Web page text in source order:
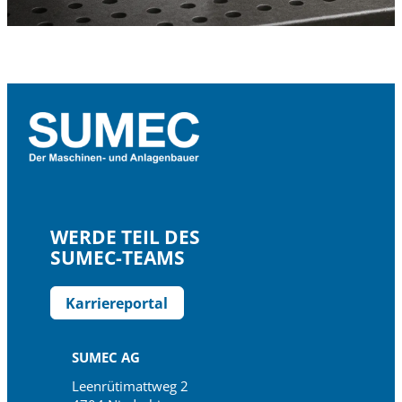
WERDE TEIL DES
SUMEC-TEAMS
Karriereportal
SUMEC AG
Leenrütimattweg 2